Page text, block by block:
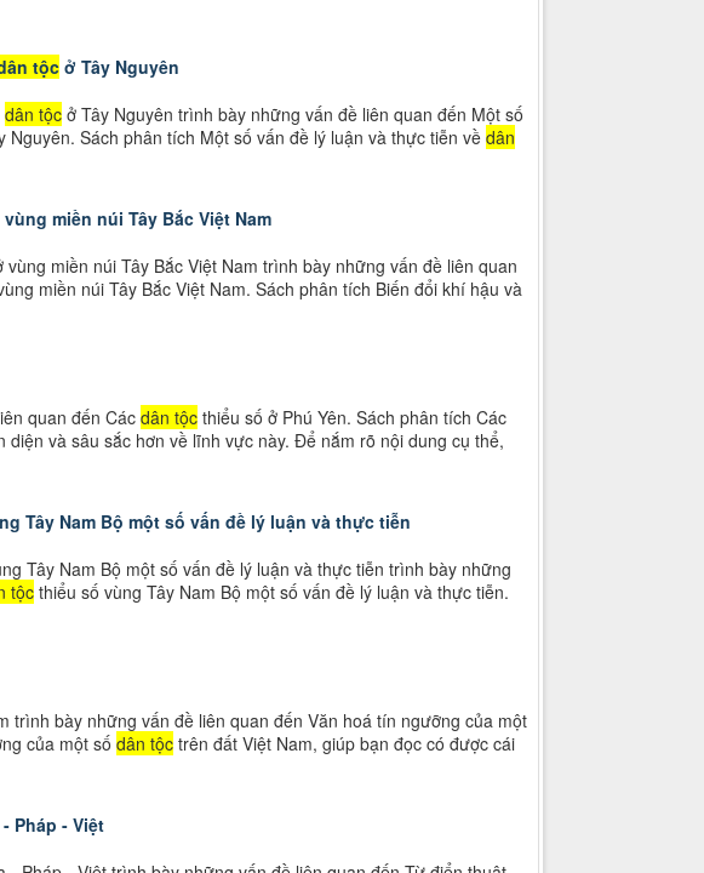
tộcở Tây Nguyên
dân tộcở Tây Nguyên trình bày những vấn đề liên quan đến Một số
Nguyên. Sách phân tích Một số vấn đề lý luận và thực tiễn về dân
miền núi Tây Bắc Việt Nam
miền núi Tây Bắc Việt Nam trình bày những vấn đề liên quan
miền núi Tây Bắc Việt Nam. Sách phân tích Biến đổi khí hậu và
quan đến Các dân tộcthiểu số ở Phú Yên. Sách phân tích Các
và sâu sắc hơn về lĩnh vực này. Để nắm rõ nội dung cụ thể,
Tây Nam Bộ một số vấn đề lý luận và thực tiễn
Tây Nam Bộ một số vấn đề lý luận và thực tiễn trình bày những
tộcthiểu số vùng Tây Nam Bộ một số vấn đề lý luận và thực tiễn.
trình bày những vấn đề liên quan đến Văn hoá tín ngưỡng của một
của một số dân tộctrên đất Việt Nam, giúp bạn đọc có được cái
Pháp - Việt